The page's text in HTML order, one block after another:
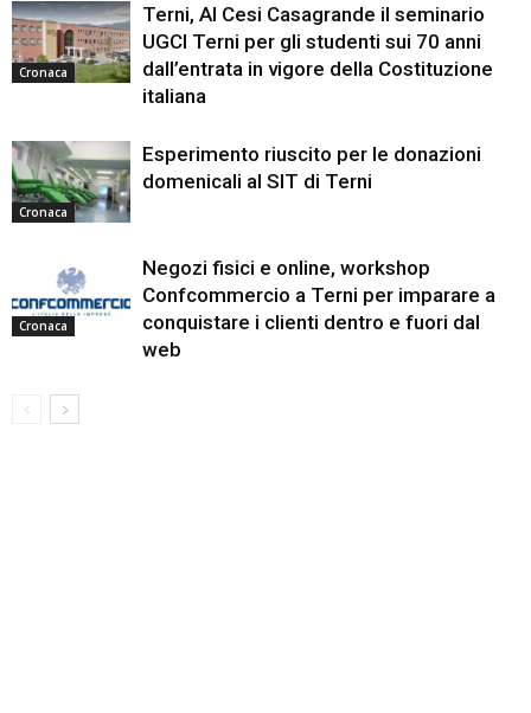
Cronaca
Terni, Al Cesi Casagrande il seminario
UGCI Terni per gli studenti sui 70 anni
dall’entrata in vigore della Costituzione
italiana
Cronaca
Esperimento riuscito per le donazioni
domenicali al SIT di Terni
Cronaca
Negozi fisici e online, workshop
Confcommercio a Terni per imparare a
conquistare i clienti dentro e fuori dal
web